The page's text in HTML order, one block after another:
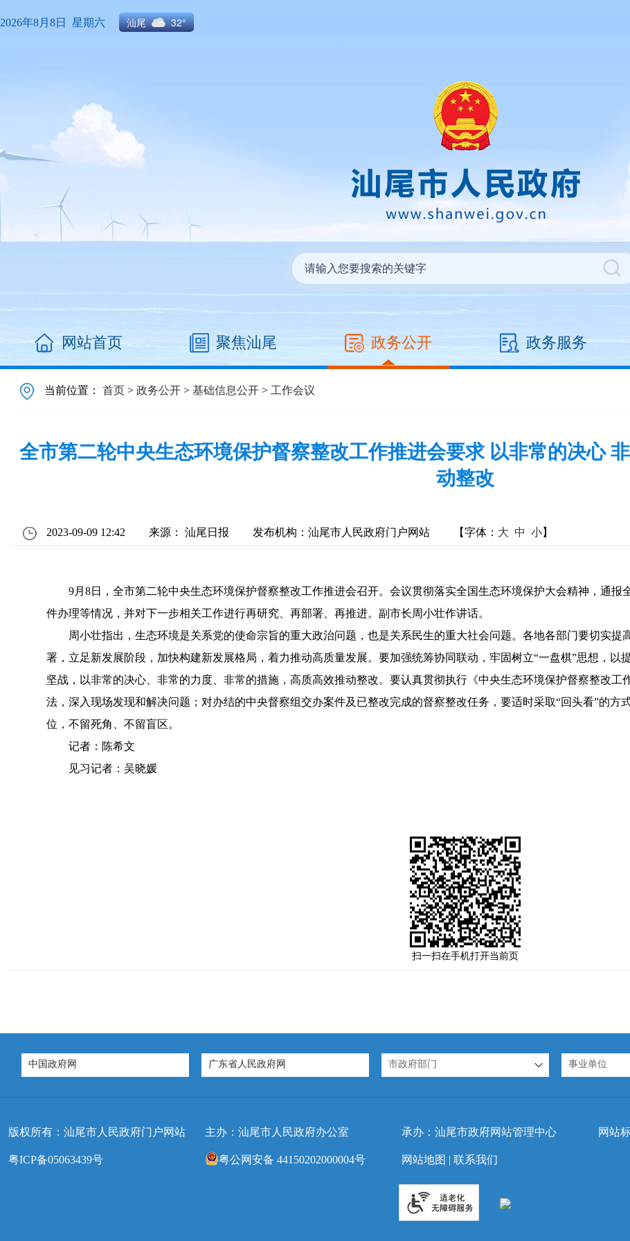
2026年8月8日 星期六 汕尾 32°
网站首页 聚焦汕尾 政务公开 政务服务
当前位置：首页 >政务公开 >基础信息公开 > 工作会议
全市第二轮中央生态环境保护督察整改工作推进会要求 以非常的决心
动整改
2023-09-09 12:42 来源： 汕尾日报 发布机构：汕尾市人民政府门户网站 【字体： 大 中 小】
9月8日，全市第二轮中央生态环境保护督察整改工作推进会召开。会议贯彻落实全国生态环境保护大会精神，通报
件办理等情况，并对下一步相关工作进行再研究、再部署、再推进。副市长周小壮作讲话。
周小壮指出，生态环境是关系党的使命宗旨的重大政治问题，也是关系民生的重大社会问题。各地各部门要切实提
署，立足新发展阶段，加快构建新发展格局，着力推动高质量发展。要加强统筹协同联动，牢固树立“一盘棋”思想，以
坚战，以非常的决心、非常的力度、非常的措施，高质高效推动整改。要认真贯彻执行《中央生态环境保护督察整改
法，深入现场发现和解决问题；对办结的中央督察组交办案件及已整改完成的督察整改任务，要适时采取“回头看”的方
位，不留死角、不留盲区。
记者：陈希文
见习记者：吴晓媛
扫一扫在手机打开当前页
中国政府网 广东省人民政府网 市政府部门 事业单位
版权所有：汕尾市人民政府门户网站 主办：汕尾市人民政府办公室 承办：汕尾市政府网站管理中心 网站
粤ICP备05063439号 粤公网安备 44150202000004号 网站地图 | 联系我们